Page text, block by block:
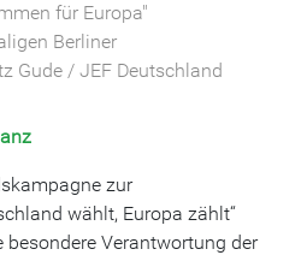
für Europa"
Berliner
Gude / JEF Deutschland
zur
wählt, Europa zählt“
besondere Verantwortung der